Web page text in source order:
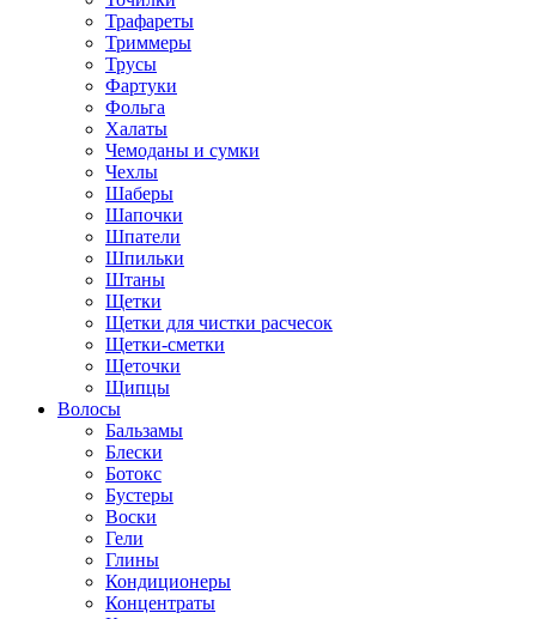
Трафареты
Триммеры
Трусы
Фартуки
Фольга
Халаты
Чемоданы и сумки
Чехлы
Шаберы
Шапочки
Шпатели
Шпильки
Штаны
Щетки
Щетки для чистки расчесок
Щетки-сметки
Щеточки
Щипцы
Волосы
Бальзамы
Блески
Ботокс
Бустеры
Воски
Гели
Глины
Кондиционеры
Концентраты